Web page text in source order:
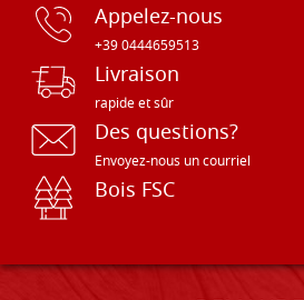
Appelez-nous
+39 0444659513
Livraison
rapide et sûr
Des questions?
Envoyez-nous un courriel
Bois FSC